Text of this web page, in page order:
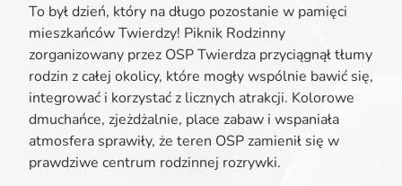
To był dzień, który na długo pozostanie w pamięci
mieszkańców Twierdzy! Piknik Rodzinny
zorganizowany przez OSP Twierdza przyciągnął tłumy
rodzin z całej okolicy, które mogły wspólnie bawić się,
integrować i korzystać z licznych atrakcji. Kolorowe
dmuchańce, zjeżdżalnie, place zabaw i wspaniała
atmosfera sprawiły, że teren OSP zamienił się w
prawdziwe centrum rodzinnej rozrywki.